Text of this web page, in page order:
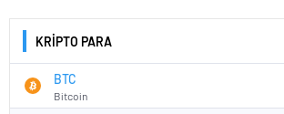
KRİPTO PARA
BTC
Bitcoin